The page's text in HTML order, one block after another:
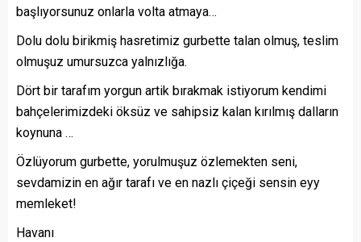
başlıyorsunuz onlarla volta atmaya…
Dolu dolu birikmiş hasretimiz gurbette talan olmuş, teslim
olmuşuz umursuzca yalnızlığa.
Dört bir tarafım yorgun artik bırakmak istiyorum kendimi
bahçelerimizdeki öksüz ve sahipsiz kalan kırılmış dalların
koynuna …
Özlüyorum gurbette, yorulmuşuz özlemekten seni,
sevdamizin en ağır tarafı ve en nazlı çiçeği sensin eyy
memleket!
Havanı